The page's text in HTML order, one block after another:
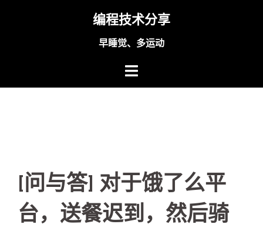
编程技术分享
早睡觉、多运动
[问与答] 对于饿了么平
台，送餐迟到，然后骑